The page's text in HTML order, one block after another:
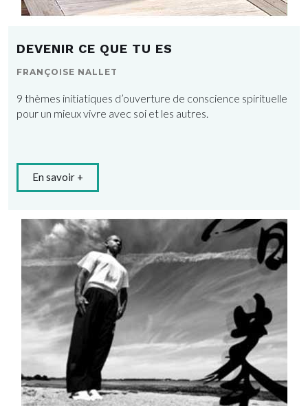
DEVENIR CE QUE TU ES
FRANÇOISE NALLET
9 thèmes initiatiques d’ouverture de conscience spirituelle
pour un mieux vivre avec soi et les autres.
En savoir +